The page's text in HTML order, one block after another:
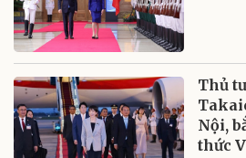
Thủ
Nội,
thức